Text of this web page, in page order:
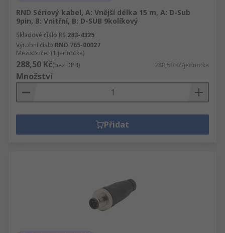
RND Sériový kabel, A: Vnější délka 15 m, A: D-Sub
9pin, B: Vnitřní, B: D-SUB 9kolíkový
Skladové číslo RS 283-4325
Výrobní číslo RND 765-00027
Mezisoučet (1 jednotka)
288,50 Kč(bez DPH) 288,50 Kč/jednotka
Množství
Přidat